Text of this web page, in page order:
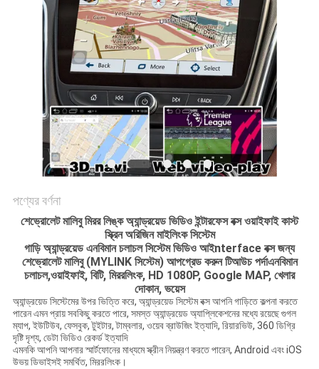
PRIVACY
POLICY
পণ্যের বর্ণনা
শেভ্রোলেট মালিবু মিরর লিঙ্ক অ্যান্ড্রয়েড ভিডিও ইন্টারফেস বক্স ওয়াইফাই কাস্ট
স্ক্রিন অরিজিন মাইলিংক সিস্টেম
গাড়ি অ্যান্ড্রয়েডএনবিমান চলাচলসিস্টেম ভিডিও আইnterface বক্সজন্য
শেভ্রোলেট মালিবু(MYLINK সিস্টেম) আপগ্রেড করুনটিআউচ পর্দাএনবিমান
চলাচল,ওয়াইফাই, বিটি, মিররলিংক, HD 1080P, Google MAP, খেলার
দোকান, ভয়েস
অ্যান্ড্রয়েড সিস্টেমের উপর ভিত্তি করে, অ্যান্ড্রয়েড সিস্টেম বক্স আপনি গাড়িতে কল্পনা করতে
পারেন এমন প্রায় সবকিছু করতে পারে, সমস্ত অ্যান্ড্রয়েড অ্যাপ্লিকেশনের মধ্যে রয়েছে গুগল
ম্যাপ, ইউটিউব, ফেসবুক, টুইটার, টাম্বলার, ওয়েব ব্রাউজিং ইত্যাদি, রিয়ারভিউ, 360 ডিগ্রি
দৃষ্টি দৃশ্য, ডেটা ভিডিও রেকর্ড ইত্যাদি
এমনকি আপনি আপনার স্মার্টফোনের মাধ্যমে স্ক্রীন নিয়ন্ত্রণ করতে পারেন, Android এবং iOS
উভয় ডিভাইসই সমর্থিত, মিররলিংক।